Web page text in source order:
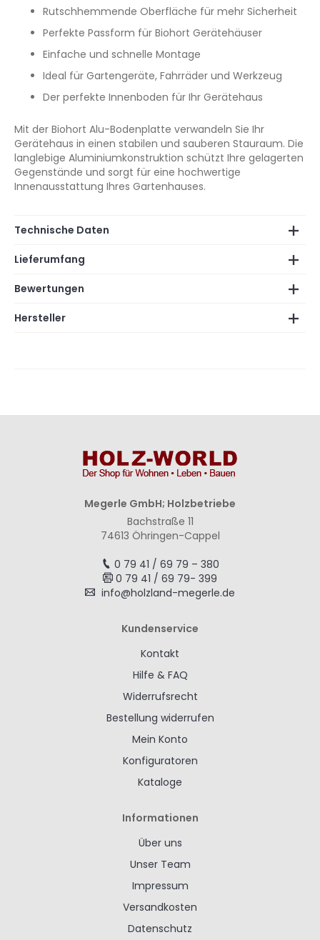
Rutschhemmende Oberfläche für mehr Sicherheit
Perfekte Passform für Biohort Gerätehäuser
Einfache und schnelle Montage
Ideal für Gartengeräte, Fahrräder und Werkzeug
Der perfekte Innenboden für Ihr Gerätehaus
Mit der Biohort Alu-Bodenplatte verwandeln Sie Ihr
Gerätehaus in einen stabilen und sauberen Stauraum. Die
langlebige Aluminiumkonstruktion schützt Ihre gelagerten
Gegenstände und sorgt für eine hochwertige
Innenausstattung Ihres Gartenhauses.
Technische Daten
Lieferumfang
Bewertungen
Hersteller
Megerle GmbH; Holzbetriebe
Bachstraße 11
74613 Öhringen-Cappel
0 79 41 / 69 79 – 380
0 79 41 / 69 79- 399
info@holzland-megerle.de
Kundenservice
Kontakt
Hilfe & FAQ
Widerrufsrecht
Bestellung widerrufen
Mein Konto
Konfiguratoren
Kataloge
Informationen
Über uns
Unser Team
Impressum
Versandkosten
Datenschutz